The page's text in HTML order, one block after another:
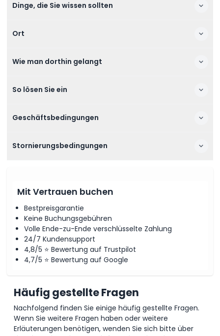
Dinge, die Sie wissen sollten
Ort
Wie man dorthin gelangt
So lösen Sie ein
Geschäftsbedingungen
Stornierungsbedingungen
Mit Vertrauen buchen
Bestpreisgarantie
Keine Buchungsgebühren
Volle Ende-zu-Ende verschlüsselte Zahlung
24/7 Kundensupport
4,8/5 ⭐ Bewertung auf Trustpilot
4,7/5 ⭐ Bewertung auf Google
Häufig gestellte Fragen
Nachfolgend finden Sie einige häufig gestellte Fragen.
Wenn Sie weitere Fragen haben oder weitere
Erläuterungen benötigen, wenden Sie sich bitte über